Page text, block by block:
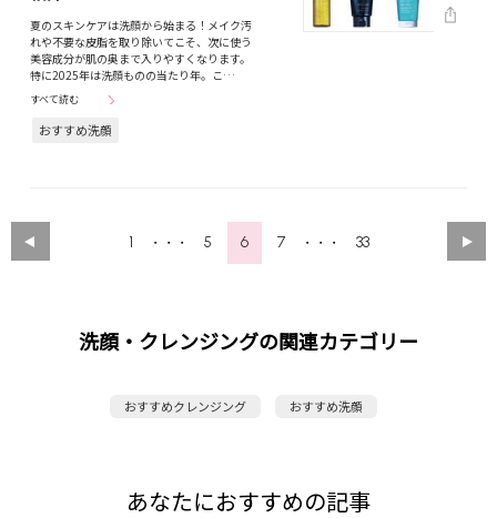
夏のスキンケアは洗顔から始まる！メイク汚
れや不要な皮脂を取り除いてこそ、次に使う
美容成分が肌の奥まで入りやすくなります。
特に2025年は洗顔ものの当たり年。こ…
すべて読む
おすすめ洗顔
1 ・・・ 5 6 7 ・・・ 33
洗顔・クレンジングの関連カテゴリー
おすすめクレンジング おすすめ洗顔
あなたにおすすめの記事